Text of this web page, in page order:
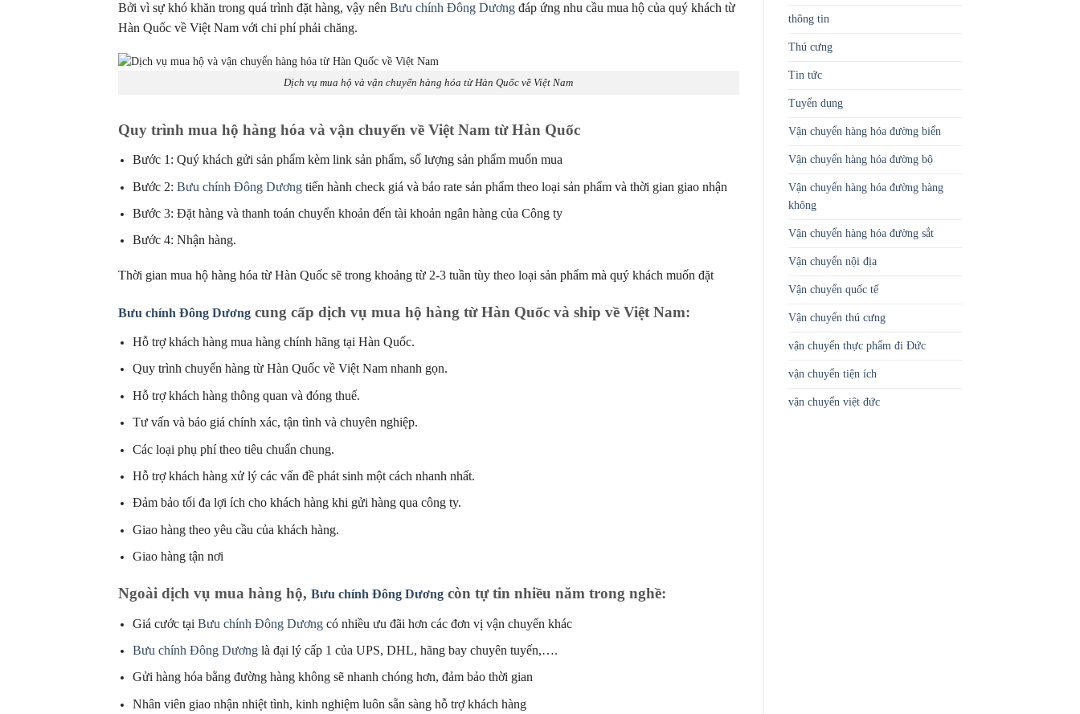
Bởi vì sự khó khăn trong quá trình đặt hàng, vậy nên Bưu chính Đông Dương đáp ứng nhu cầu mua hộ của quý khách từ
Hàn Quốc về Việt Nam với chi phí phải chăng.
Dịch vụ mua hộ và vận chuyển hàng hóa từ Hàn Quốc về Việt Nam
Quy trình mua hộ hàng hóa và vận chuyển về Việt Nam từ Hàn Quốc
Bước 1: Quý khách gửi sản phẩm kèm link sản phẩm, số lượng sản phẩm muốn mua
Bước 2:Bưu chính Đông Dương tiến hành check giá và báo rate sản phẩm theo loại sản phẩm và thời gian giao nhận
Bước 3: Đặt hàng và thanh toán chuyển khoản đến tài khoản ngân hàng của Công ty
Bước 4: Nhận hàng.
Thời gian mua hộ hàng hóa từ Hàn Quốc sẽ trong khoảng từ 2-3 tuần tùy theo loại sản phẩm mà quý khách muốn đặt
Bưu chính Đông Dương cung cấp dịch vụ mua hộ hàng từ Hàn Quốc và ship về Việt Nam:
Hỗ trợ khách hàng mua hàng chính hãng tại Hàn Quốc.
Quy trình chuyển hàng từ Hàn Quốc về Việt Nam nhanh gọn.
Hỗ trợ khách hàng thông quan và đóng thuế.
Tư vấn và báo giá chính xác, tận tình và chuyên nghiệp.
Các loại phụ phí theo tiêu chuẩn chung.
Hỗ trợ khách hàng xử lý các vấn đề phát sinh một cách nhanh nhất.
Đảm bảo tối đa lợi ích cho khách hàng khi gửi hàng qua công ty.
Giao hàng theo yêu cầu của khách hàng.
Giao hàng tận nơi
Ngoài dịch vụ mua hàng hộ, Bưu chính Đông Dương còn tự tin nhiều năm trong nghề:
Giá cước tạiBưu chính Đông Dương có nhiều ưu đãi hơn các đơn vị vận chuyển khác
Bưu chính Đông Dương là đại lý cấp 1 của UPS, DHL, hãng bay chuyên tuyến,….
Gửi hàng hóa bằng đường hàng không sẽ nhanh chóng hơn, đảm bảo thời gian
Nhân viên giao nhận nhiệt tình, kinh nghiệm luôn sẵn sàng hỗ trợ khách hàng
thông tin
Thú cưng
Tin tức
Tuyển dụng
Vận chuyển hàng hóa đường biển
Vận chuyển hàng hóa đường bộ
Vận chuyển hàng hóa đường hàng
không
Vận chuyển hàng hóa đường sắt
Vận chuyển nội địa
Vận chuyển quốc tế
Vận chuyển thú cưng
vận chuyển thực phẩm đi Đức
vận chuyển tiện ích
vận chuyển việt đức